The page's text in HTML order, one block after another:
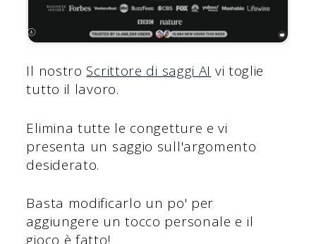
Il nostro Scrittore di saggi AI vi toglie
tutto il lavoro.
Elimina tutte le congetture e vi
presenta un saggio sull'argomento
desiderato.
Basta modificarlo un po' per
aggiungere un tocco personale e il
gioco è fatto!